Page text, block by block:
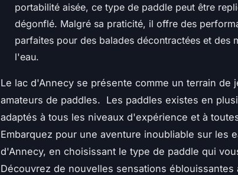
portabilité aisée, ce type de paddle peut être
dégonflé. Malgré sa praticité, il offre des
parfaites pour des balades décontractées et des
l'eau.
Le lac d'Annecy se présente comme un terrain de
amateurs de paddles. Les paddles existes en
adaptés à tous les niveaux d'expérience et à
Embarquez pour une aventure inoubliable sur les
d'Annecy, en choisissant le type de paddle qui
Découvrez de nouvelles sensations